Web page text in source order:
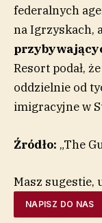
federalnych
na Igrzyskach,
Resort podał,
oddzielnie od
imigracyjne w
Źródło: „The
Masz sugestie,
NAPISZ DO NAS